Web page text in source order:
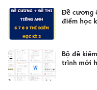
Đề cương
điểm học
Bộ đề
trình mới